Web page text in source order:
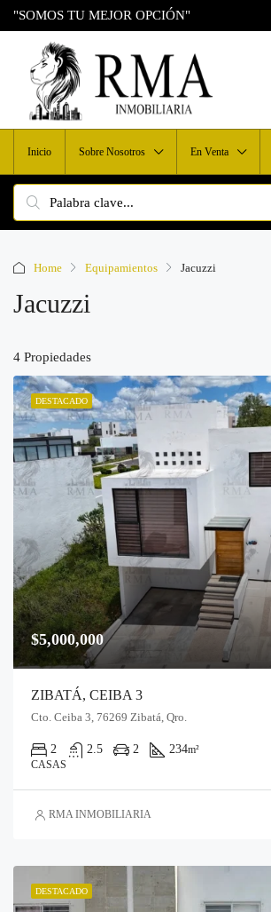
"SOMOS TU MEJOR OPCIÓN"
Inicio Sobre Nosotros En Venta
Home Equipamientos Jacuzzi
Jacuzzi
4 Propiedades
DESTACADO
$5,000,000
ZIBATÁ, CEIBA 3
Cto. Ceiba 3, 76269 Zibatá, Qro.
2 2.5 2 234m²
CASAS
RMA INMOBILIARIA
DESTACADO